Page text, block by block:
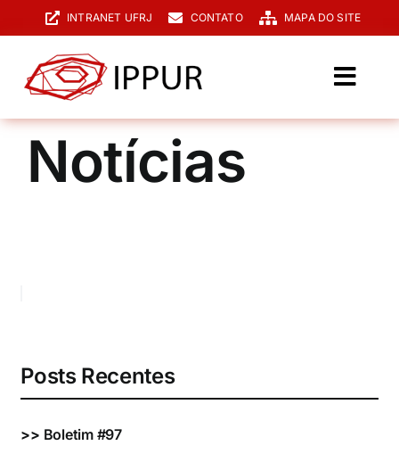
para
conteúdo
INTRANET UFRJ CONTATO MAPA DO SITE
O IPPUR
Graduação
Eventos e Certificados
Notícias
Posts Recentes
>> Boletim #97